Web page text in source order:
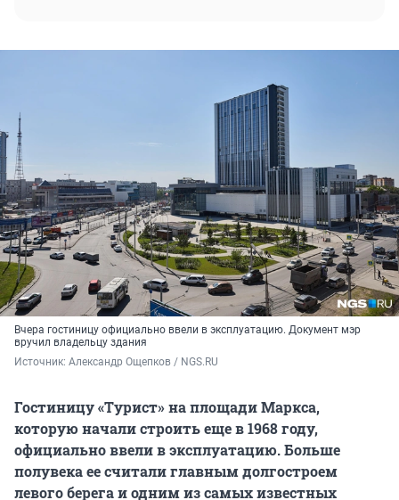
Вчера гостиницу официально ввели в эксплуатацию. Документ мэр
вручил владельцу здания
Источник: Александр Ощепков / NGS.RU
Гостиницу «Турист» на площади Маркса,
которую начали строить еще в 1968 году,
официально ввели в эксплуатацию. Больше
полувека ее считали главным долгостроем
левого берега и одним из самых известных